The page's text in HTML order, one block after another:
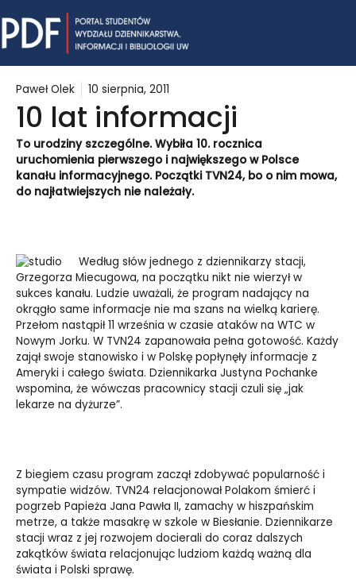
to
content
Paweł Olek 10 sierpnia, 2011
10 lat informacji
To urodziny szczególne. Wybiła 10. rocznica
uruchomienia pierwszego i największego w Polsce
kanału informacyjnego. Początki TVN24, bo o nim mowa,
do najłatwiejszych nie należały.
Według słów jednego z dziennikarzy stacji,
Grzegorza Miecugowa, na początku nikt nie wierzył w
sukces kanału. Ludzie uważali, że program nadający na
okrągło same informacje nie ma szans na wielką karierę.
Przełom nastąpił 11 września w czasie ataków na WTC w
Nowym Jorku. W TVN24 zapanowała pełna gotowość. Każdy
zajął swoje stanowisko i w Polskę popłynęły informacje z
Ameryki i całego świata. Dziennikarka Justyna Pochanke
wspomina, że wówczas pracownicy stacji czuli się „jak
lekarze na dyżurze”.
Z biegiem czasu program zaczął zdobywać popularność i
sympatie widzów. TVN24 relacjonował Polakom śmierć i
pogrzeb Papieża Jana Pawła II, zamachy w hiszpańskim
metrze, a także masakrę w szkole w Biesłanie. Dziennikarze
stacji wraz z jej rozwojem docierali do coraz dalszych
zakątków świata relacjonując ludziom każdą ważną dla
świata i Polski sprawę.